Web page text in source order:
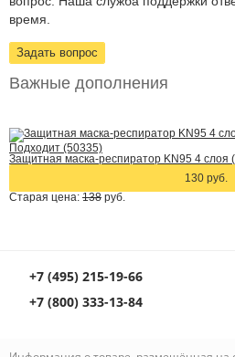
время.
Задать вопрос
Важные дополнения
Подходит (50335)
Защитная маска-респиратор KN95 4 слоя
130 руб.
Старая цена: 138 руб.
+7 (495) 215-19-66
+7 (800) 333-13-84